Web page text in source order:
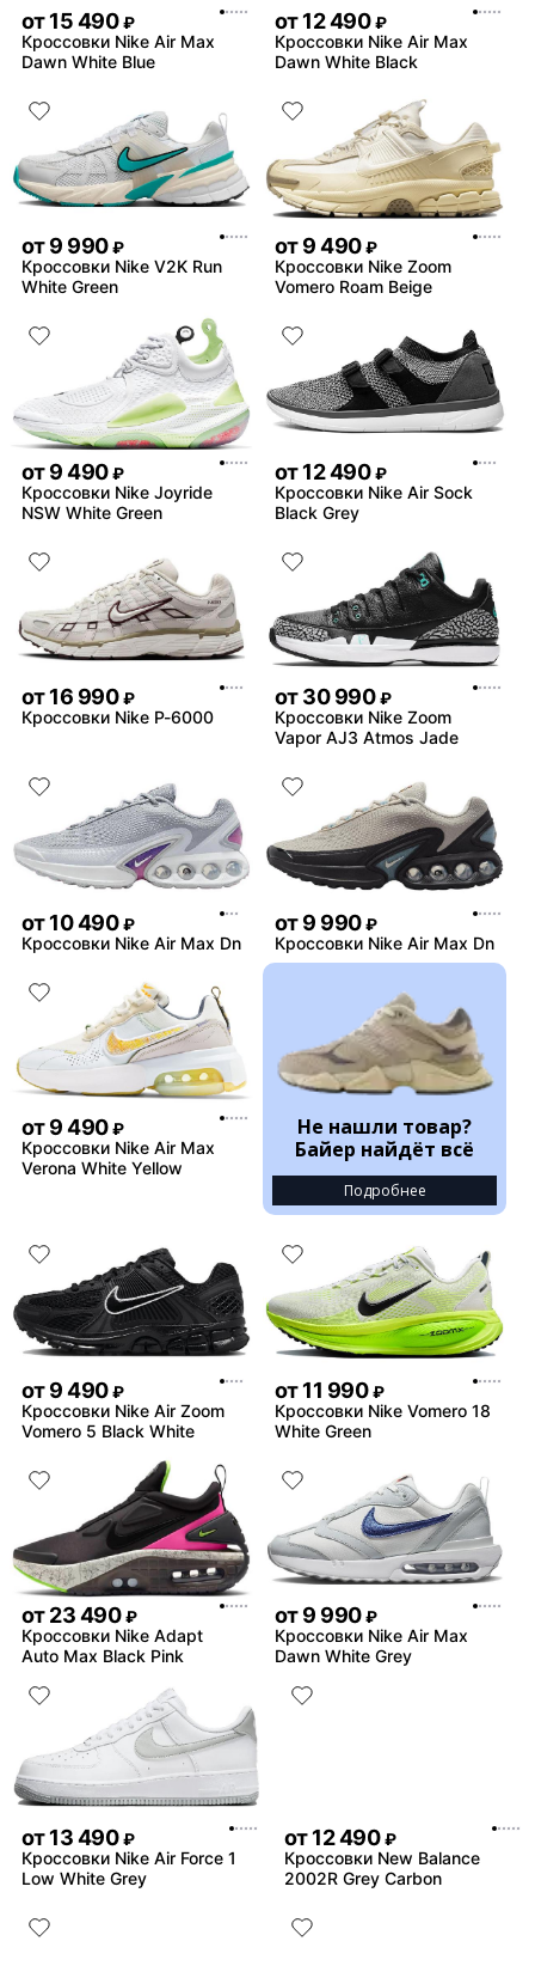
от15 490 ₽
Кроссовки Nike Air Max
Dawn White Blue
от12 490 ₽
Кроссовки Nike Air Max
Dawn White Black
от9 990 ₽
Кроссовки Nike V2K Run
White Green
от9 490 ₽
Кроссовки Nike Zoom
Vomero Roam Beige
от9 490 ₽
Кроссовки Nike Joyride
NSW White Green
от12 490 ₽
Кроссовки Nike Air Sock
Black Grey
от16 990 ₽
Кроссовки Nike P-6000
от30 990 ₽
Кроссовки Nike Zoom
Vapor AJ3 Atmos Jade
от10 490 ₽
Кроссовки Nike Air Max Dn
от9 990 ₽
Кроссовки Nike Air Max Dn
от9 490 ₽
Кроссовки Nike Air Max
Verona White Yellow
Не нашли товар?
Байер найдёт всё
Подробнее
от9 490 ₽
Кроссовки Nike Air Zoom
Vomero 5 Black White
от11 990 ₽
Кроссовки Nike Vomero 18
White Green
от23 490 ₽
Кроссовки Nike Adapt
Auto Max Black Pink
от9 990 ₽
Кроссовки Nike Air Max
Dawn White Grey
от13 490 ₽
Кроссовки Nike Air Force 1
Low White Grey
от12 490 ₽
Кроссовки New Balance
2002R Grey Carbon